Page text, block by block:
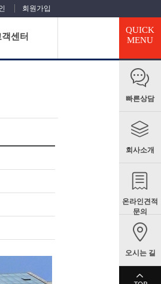
QUICK
MENU
빠른상담
회사소개
온라인견적
문의
오시는 길
회원가입
객센터